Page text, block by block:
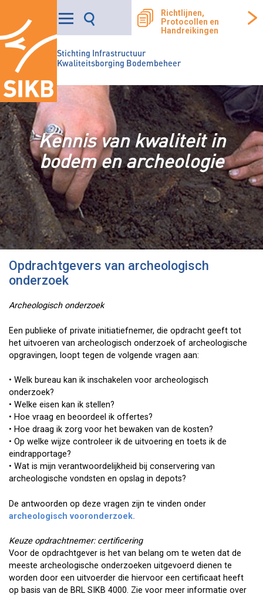
Stichting Infrastructuur
Kwaliteitsborging Bodembeheer
Richtlijnen,
Protocollen en
Handreikingen
Kennis van kwaliteit in
bodem en archeologie
Opdrachtgevers van archeologisch
onderzoek
Archeologisch onderzoek
Een publieke of private initiatiefnemer, die opdracht geeft tot
het uitvoeren van archeologisch onderzoek of archeologische
opgravingen, loopt tegen de volgende vragen aan:
• Welk bureau kan ik inschakelen voor archeologisch
onderzoek?
• Welke eisen kan ik stellen?
• Hoe vraag en beoordeel ik offertes?
• Hoe draag ik zorg voor het bewaken van de kosten?
• Op welke wijze controleer ik de uitvoering en toets ik de
eindrapportage?
• Wat is mijn verantwoordelijkheid bij conservering van
archeologische vondsten en opslag in depots?
De antwoorden op deze vragen zijn te vinden onder
archeologisch vooronderzoek.
Keuze opdrachtnemer: certificering
Voor de opdrachtgever is het van belang om te weten dat de
meeste archeologische onderzoeken uitgevoerd dienen te
worden door een uitvoerder die hiervoor een certificaat heeft
op basis van de BRL SIKB 4000. Zie voor meer informatie over